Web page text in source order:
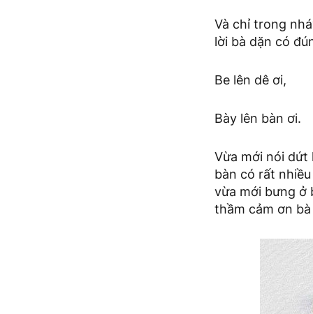
Và chỉ trong
lời bà dặn có
Be lên dê ơi,
Bày lên bàn ơi.
Vừa mới nói dứt
bàn có rất
vừa mới bưng ở
thầm cảm ơn